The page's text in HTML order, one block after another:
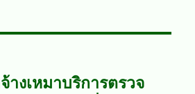
างเหมาบริการตรวจ